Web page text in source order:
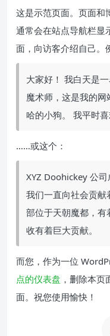
这是示范页面。页面和
通常会在站点导航栏显
面，向访客介绍自己。
大家好！ 我白天是
魔术师，这是我的
哈的小狗。 我平时
……或这个：
XYZ Doohickey 公
我们一直向社会贡
部位于天朝魔都，
收有着巨大贡献。
而您，作为一位
点的仪表盘 ，删除本
面。祝您使用愉快！